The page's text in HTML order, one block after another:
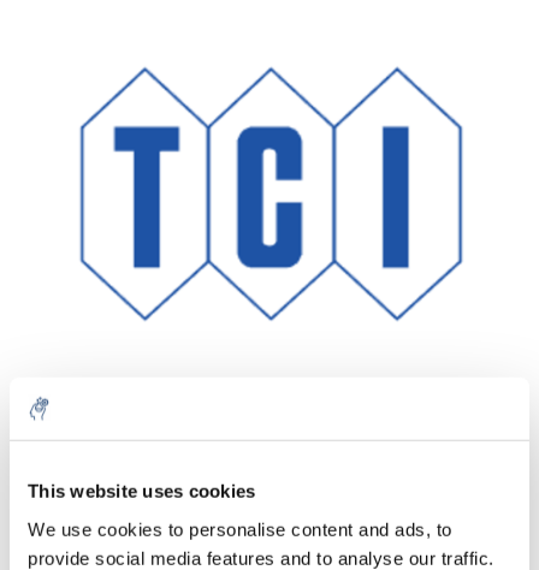
This website uses cookies
We use cookies to personalise content and ads, to
provide social media features and to analyse our traffic.
Aantal Product
1 Stuk
€111,77
€135,24 Meer